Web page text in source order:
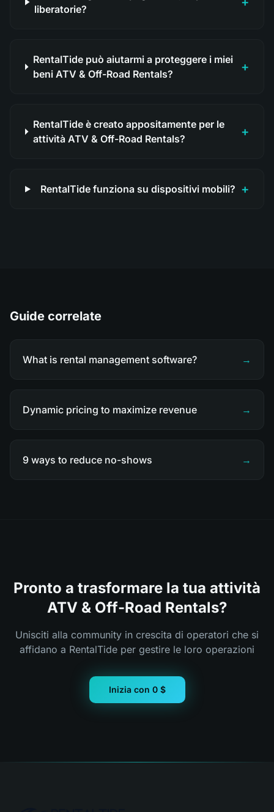
liberatorie?
RentalTide può aiutarmi a proteggere i miei
beni ATV & Off-Road Rentals?
+
RentalTide è creato appositamente per le
attività ATV & Off-Road Rentals?
+
RentalTide funziona su dispositivi mobili? +
Guide correlate
What is rental management software? →
Dynamic pricing to maximize revenue →
9 ways to reduce no-shows →
Pronto a trasformare la tua attività
ATV & Off-Road Rentals?
Unisciti alla community in crescita di operatori che si
affidano a RentalTide per gestire le loro operazioni
Inizia con 0 $